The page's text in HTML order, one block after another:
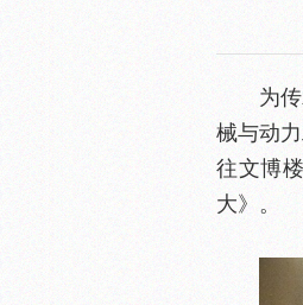
为
械与动
往文博
大》。